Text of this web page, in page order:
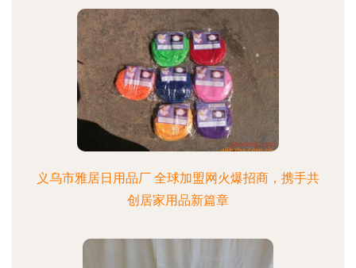
义乌市雅居日用品厂 全球加盟网火爆招商，携手共
创居家用品新篇章